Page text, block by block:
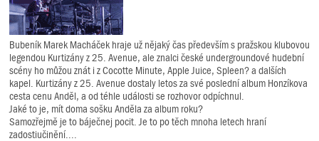
Bubeník Marek Macháček hraje už nějaký čas především s pražskou klubovou
legendou Kurtizány z 25. Avenue, ale znalci české undergroundové hudební
scény ho můžou znát i z Cocotte Minute, Apple Juice, Spleen? a dalších
kapel. Kurtizány z 25. Avenue dostaly letos za své poslední album Honzíkova
cesta cenu Anděl, a od téhle události se rozhovor odpíchnul.
Jaké to je, mít doma sošku Anděla za album roku?
Samozřejmě je to báječnej pocit. Je to po těch mnoha letech hraní
zadostiučinění....